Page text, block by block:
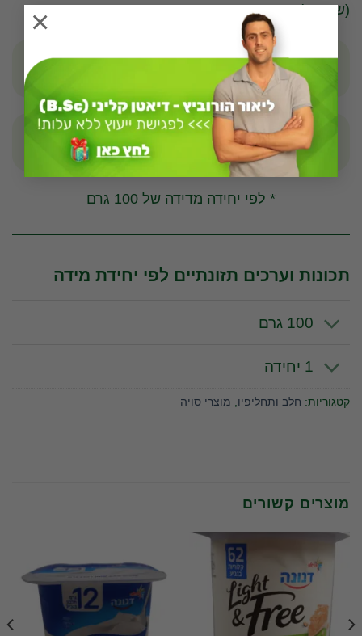
×
(שקדים).
55
קלוריות
4
1.8
שומנים
פחמימות
* לפי יחידה מדידה של 100 גרם
תכונות וערכים תזונתיים לפי יחידת מידה
100 גרם
1 יחידה
קטגוריות: חלב ותחליפיו מוצרי סויה
מוצרים קשורים